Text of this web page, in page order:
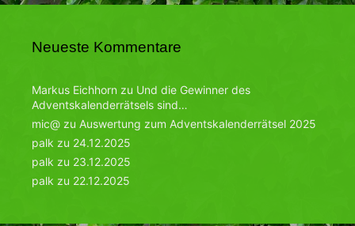
Neueste Kommentare
Markus Eichhorn zu Und die Gewinner des
Adventskalenderrätsels sind…
mic@ zu Auswertung zum Adventskalenderrätsel 2025
palk zu 24.12.2025
palk zu 23.12.2025
palk zu 22.12.2025